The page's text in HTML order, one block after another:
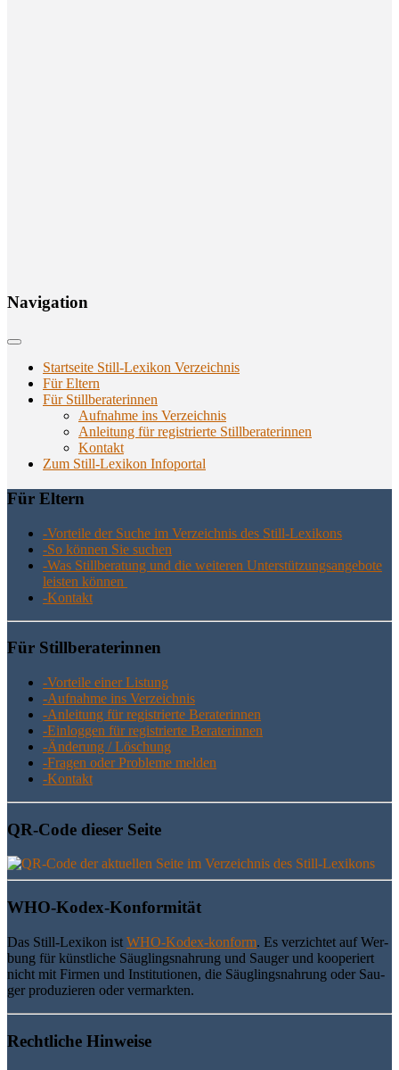
Navi­ga­ti­on
Startseite Still-Lexikon Verzeichnis
Für Eltern
Für Stillberaterinnen
Aufnahme ins Verzeichnis
Anlei­tung für regis­trier­te Stillberaterinnen
Kon­takt
Zum Still-Lexikon Infoportal
Für Eltern
-Vor­tei­le der Suche im Ver­zeich­nis des Still-Lexikons
-So kön­nen Sie suchen
-Was Still­be­ra­tung und die wei­te­ren Unter­stüt­zungs­an­ge­bo­te
leis­ten können
-Kon­takt
Für Still­be­ra­te­rin­nen
-Vor­tei­le einer Listung
-Auf­nah­me ins Verzeichnis
-Anlei­tung für regis­trier­te Beraterinnen
-Ein­log­gen für regis­trier­te Beraterinnen
-Ände­rung / Löschung
-Fra­gen oder Pro­ble­me melden
-Kon­takt
QR-Code die­ser Seite
WHO-Kodex-Kon­for­mi­tät
Das Still-Lexi­kon ist WHO-Kodex-kon­form. Es ver­zich­tet auf Wer­
bung für künst­li­che Säug­lings­nah­rung und Sau­ger und koope­riert
nicht mit Fir­men und Insti­tu­tio­nen, die Säug­lings­nah­rung oder Sau­
ger pro­du­zie­ren oder vermarkten.
Recht­li­che Hinweise